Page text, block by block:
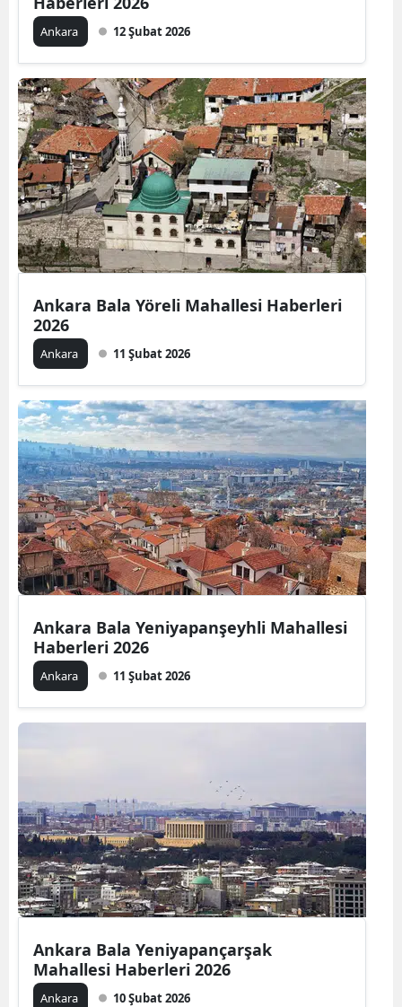
Ankara 12 Şubat 2026
Ankara Bala Yöreli Mahallesi Haberleri
2026
Ankara 11 Şubat 2026
Ankara Bala Yeniyapanşeyhli Mahallesi
Haberleri 2026
Ankara 11 Şubat 2026
Ankara Bala Yeniyapançarşak
Mahallesi Haberleri 2026
Ankara 10 Şubat 2026